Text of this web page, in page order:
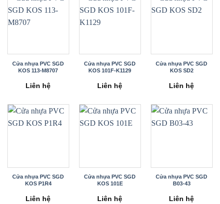
Cửa nhựa PVC SGD
KOS 113-M8707
Liên hệ
Cửa nhựa PVC SGD
KOS 101F-K1129
Liên hệ
Cửa nhựa PVC SGD
KOS SD2
Liên hệ
Cửa nhựa PVC SGD
KOS P1R4
Liên hệ
Cửa nhựa PVC SGD
KOS 101E
Liên hệ
Cửa nhựa PVC SGD
B03-43
Liên hệ